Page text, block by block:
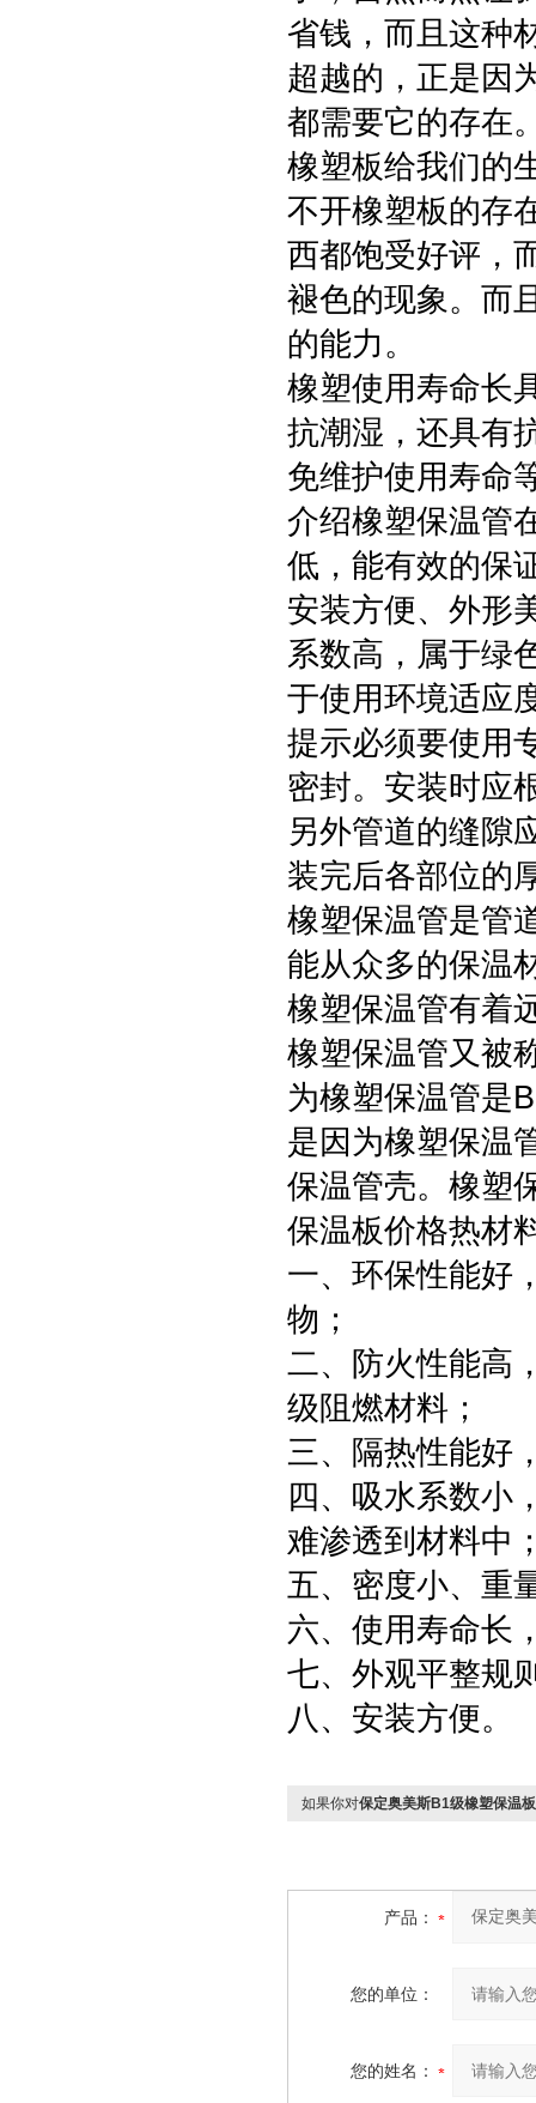
省钱，而且这种
超越的，正是因
都需要它的存在
橡塑板给我们的
不开橡塑板的存
西都饱受好评，
褪色的现象。而
的能力。
橡塑使用寿命长
抗潮湿，还具有
免维护使用寿命
介绍橡塑保温管
低，能有效的保
安装方便、外形
系数高，属于绿
于使用环境适应
提示必须要使用
密封。安装时应
另外管道的缝隙
装完后各部位的
橡塑保温管是管
能从众多的保温
橡塑保温管有着
橡塑保温管又被
为橡塑保温管是
是因为橡塑保温
保温管壳。橡塑
保温板价格热材
一、环保性能好
物；
二、防火性能高
级阻燃材料；
三、隔热性能好
四、吸水系数小
难渗透到材料中
五、密度小、重
六、使用寿命长
七、外观平整规
八、安装方便。
如果你对保定奥美斯B1级橡塑保温
产品：
您的单位：
您的姓名：